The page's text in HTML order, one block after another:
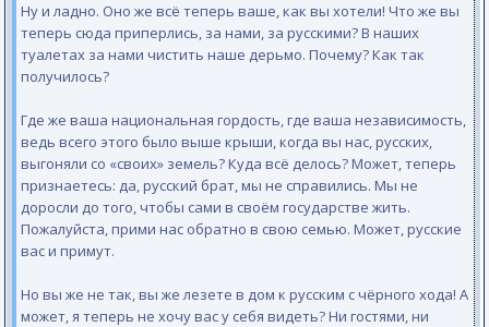
Ну и ладно. Оно же всё теперь ваше, как вы хотели! Что же вы
теперь сюда приперлись, за нами, за русскими? В наших
туалетах за нами чистить наше дерьмо. Почему? Как так
получилось?
Где же ваша национальная гордость, где ваша независимость,
ведь всего этого было выше крыши, когда вы нас, русских,
выгоняли со «своих» земель? Куда всё делось? Может, теперь
признаетесь: да, русский брат, мы не справились. Мы не
доросли до того, чтобы сами в своём государстве жить.
Пожалуйста, прими нас обратно в свою семью. Может, русские
вас и примут.
Но вы же не так, вы же лезете в дом к русским с чёрного хода! А
может, я теперь не хочу вас у себя видеть? Ни гостями, ни